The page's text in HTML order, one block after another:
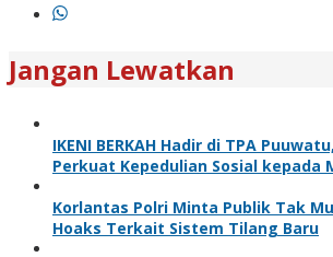
Jangan Lewatkan
IKENI BERKAH Hadir di TPA
Perkuat Kepedulian Sosial kepada
Korlantas Polri Minta Publik Tak
Hoaks Terkait Sistem Tilang Baru